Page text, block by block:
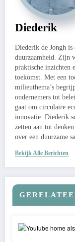
Diederik
Diederik de Jongh is
duurzaamheid. Zijn
praktische inzichten
toekomst. Met een
milieuthema’s
ondernemers tot
gaat om circulaire
innovatie: Diederik
zetten aan tot
over een duurzame
Bekijk Alle Berichten